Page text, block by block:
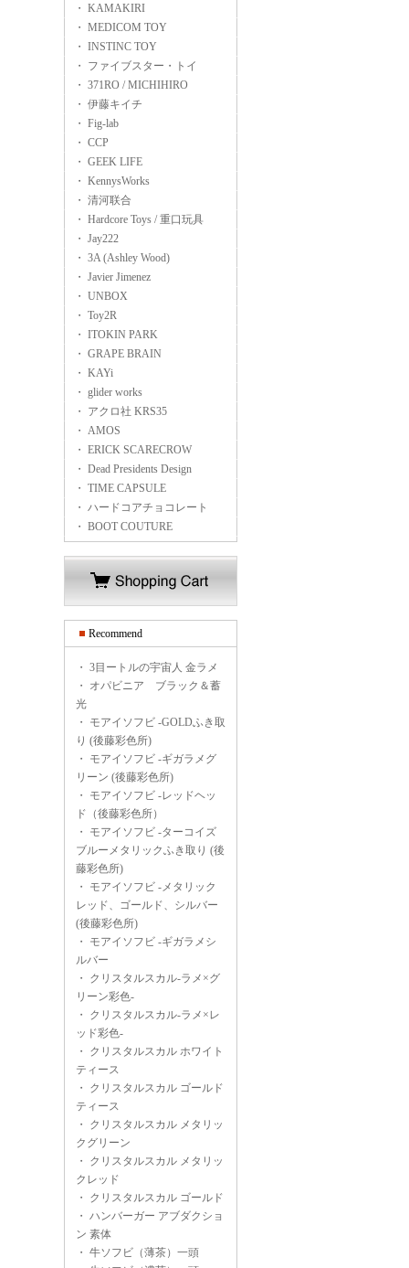
・ KAMAKIRI
・ MEDICOM TOY
・ INSTINC TOY
・ ファイブスター・トイ
・ 371RO / MICHIHIRO
・ 伊藤キイチ
・ Fig-lab
・ CCP
・ GEEK LIFE
・ KennysWorks
・ 清河联合
・ Hardcore Toys / 重口玩具
・ Jay222
・ 3A (Ashley Wood)
・ Javier Jimenez
・ UNBOX
・ Toy2R
・ ITOKIN PARK
・ GRAPE BRAIN
・ KAYi
・ glider works
・ アクロ社 KRS35
・ AMOS
・ ERICK SCARECROW
・ Dead Presidents Design
・ TIME CAPSULE
・ ハードコアチョコレート
・ BOOT COUTURE
Recommend
・ 3目ートルの宇宙人 金ラメ
・ オパビニア ブラック＆蓄
光
・ モアイソフビ -GOLDふき取
り (後藤彩色所)
・ モアイソフビ -ギガラメグ
リーン (後藤彩色所)
・ モアイソフビ -レッドヘッ
ド（後藤彩色所）
・ モアイソフビ -ターコイズ
ブルーメタリックふき取り (後
藤彩色所)
・ モアイソフビ -メタリック
レッド、ゴールド、シルバー
(後藤彩色所)
・ モアイソフビ -ギガラメシ
ルバー
・ クリスタルスカル-ラメ×グ
リーン彩色-
・ クリスタルスカル-ラメ×レ
ッド彩色-
・ クリスタルスカル ホワイト
ティース
・ クリスタルスカル ゴールド
ティース
・ クリスタルスカル メタリッ
クグリーン
・ クリスタルスカル メタリッ
クレッド
・ クリスタルスカル ゴールド
・ ハンバーガー アブダクショ
ン 素体
・ 牛ソフビ（薄茶）一頭